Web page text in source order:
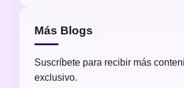
Más Blogs
Suscríbete para recibir más
exclusivo.